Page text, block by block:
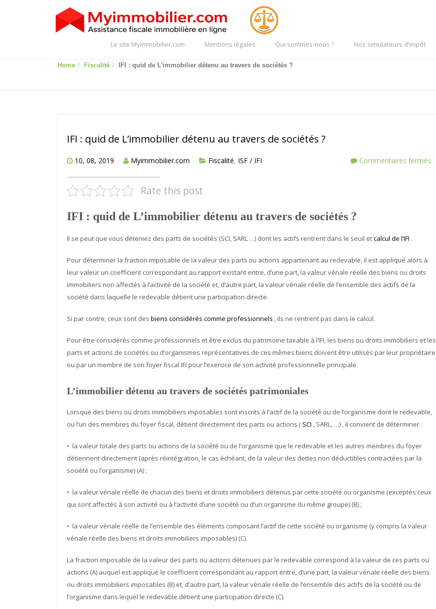
Le site Myimmobilier.com Mentions légales Qui sommes-nous ? Nos simulateurs d’impôt
Home Fiscalité IFI : quid de L’immobilier détenu au travers de sociétés ?
IFI : quid de L’immobilier détenu au travers de sociétés ?
10, 08, 2019 Myimmobilier.com Fiscalité, ISF / IFI Commentaires fermés
Rate this post
IFI : quid de L’immobilier détenu au travers de sociétés ?
Il se peut que vous déteniez des parts de sociétés (SCI, SARL …) dont les actifs rentrent dans le seuil etcalcul de l’IFI .
Pour déterminer la fraction imposable de la valeur des parts ou actions appartenant au redevable, il est appliqué alors à
leur valeur un coefficient correspondant au rapport existant entre, d’une part, la valeur vénale réelle des biens ou droits
immobiliers non affectés à l’activité de la société et, d’autre part, la valeur vénale réelle de l’ensemble des actifs de la
société dans laquelle le redevable détient une participation directe.
Si par contre, ceux sont des biens considérés comme professionnels , ils ne rentrent pas dans le calcul.
Pour être considérés comme professionnels et être exclus du patrimoine taxable à l’IFI, les biens ou droits immobiliers et les
parts et actions de sociétés ou d’organismes représentatives de ces mêmes biens doivent être utilisés par leur propriétaire
ou par un membre de son foyer fiscal IFI pour l’exercice de son activité professionnelle principale.
L’immobilier détenu au travers de sociétés patrimoniales
Lorsque des biens ou droits immobiliers imposables sont inscrits à l’actif de la société ou de l’organisme dont le redevable,
ou l’un des membres du foyer fiscal, détient directement des parts ou actions ( SCI , SARL, …) , il convient de déterminer :
• la valeur totale des parts ou actions de la société ou de l’organisme que le redevable et les autres membres du foyer
détiennent directement (après réintégration, le cas échéant, de la valeur des dettes non déductibles contractées par la
société ou l’organisme) (A) ;
• la valeur vénale réelle de chacun des biens et droits immobiliers détenus par cette société ou organisme (exceptés ceux
qui sont affectés à son activité ou à l’activité d’une société ou d’un organisme du même groupe) (B) ;
• la valeur vénale réelle de l’ensemble des éléments composant l’actif de cette société ou organisme (y compris la valeur
vénale réelle des biens et droits immobiliers imposables) (C).
La fraction imposable de la valeur des parts ou actions détenues par le redevable correspond à la valeur de ces parts ou
actions (A) auquel est appliqué le coefficient correspondant au rapport entre, d’une part, la valeur vénale réelle des biens
ou droits immobiliers imposables (B) et, d’autre part, la valeur vénale réelle de l’ensemble des actifs de la société ou de
l’organisme dans lequel le redevable détient une participation directe (C).